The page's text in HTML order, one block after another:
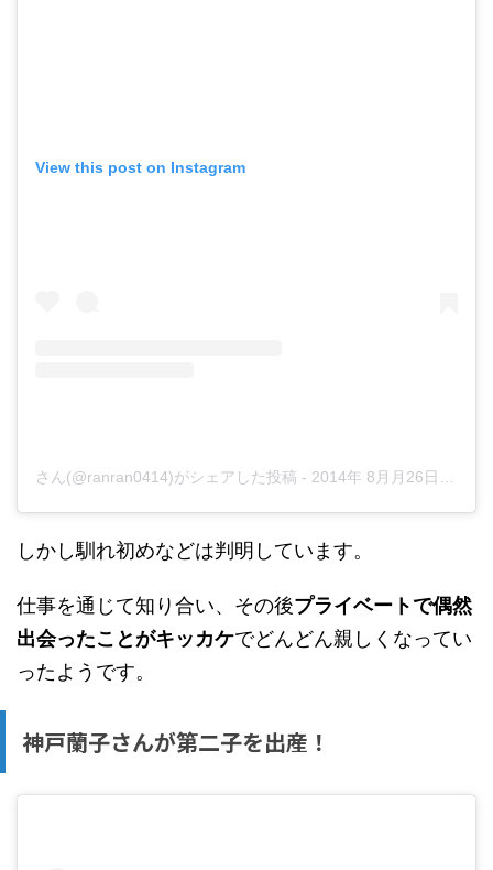
View this post on Instagram
さん(@ranran0414)がシェアした投稿 - 2014年 8月月26日午前1時45分PDT
しかし馴れ初めなどは判明しています。
仕事を通じて知り合い、その後プライベートで偶然
出会ったことがキッカケでどんどん親しくなってい
ったようです。
神戸蘭子さんが第二子を出産！